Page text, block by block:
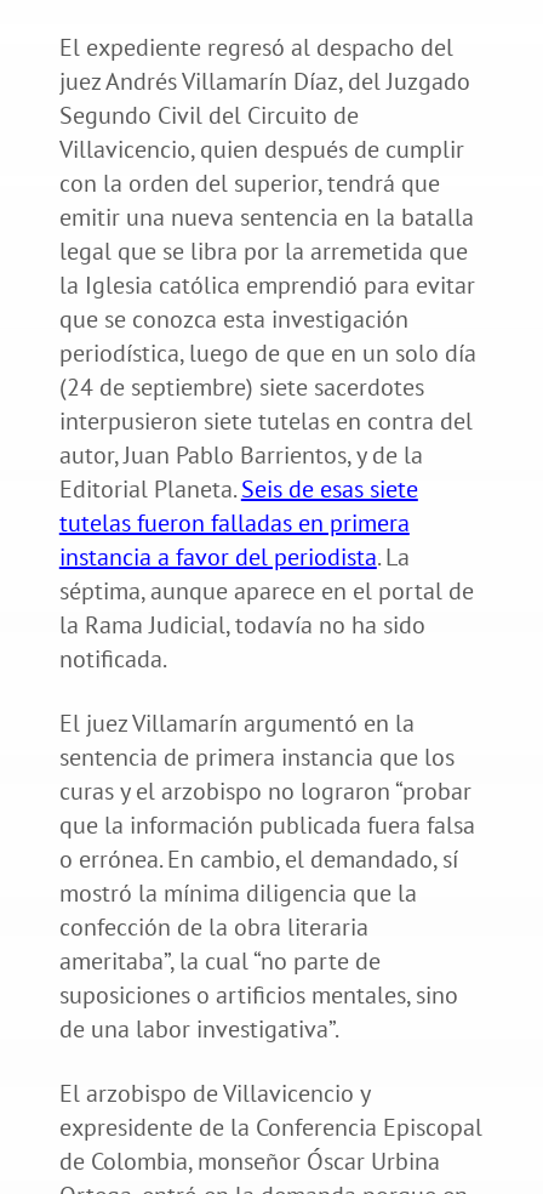
El expediente regresó al despacho del
juez Andrés Villamarín Díaz, del Juzgado
Segundo Civil del Circuito de
Villavicencio, quien después de cumplir
con la orden del superior, tendrá que
emitir una nueva sentencia en la batalla
legal que se libra por la arremetida que
la Iglesia católica emprendió para evitar
que se conozca esta investigación
periodística, luego de que en un solo día
(24 de septiembre) siete sacerdotes
interpusieron siete tutelas en contra del
autor, Juan Pablo Barrientos, y de la
Editorial Planeta.Seis de esas siete
tutelas fueron falladas en primera
instancia a favor del periodista. La
séptima, aunque aparece en el portal de
la Rama Judicial, todavía no ha sido
notificada.
El juez Villamarín argumentó en la
sentencia de primera instancia que los
curas y el arzobispo no lograron “probar
que la información publicada fuera falsa
o errónea. En cambio, el demandado, sí
mostró la mínima diligencia que la
confección de la obra literaria
ameritaba”, la cual “no parte de
suposiciones o artificios mentales, sino
de una labor investigativa”.
El arzobispo de Villavicencio y
expresidente de la Conferencia Episcopal
de Colombia, monseñor Óscar Urbina